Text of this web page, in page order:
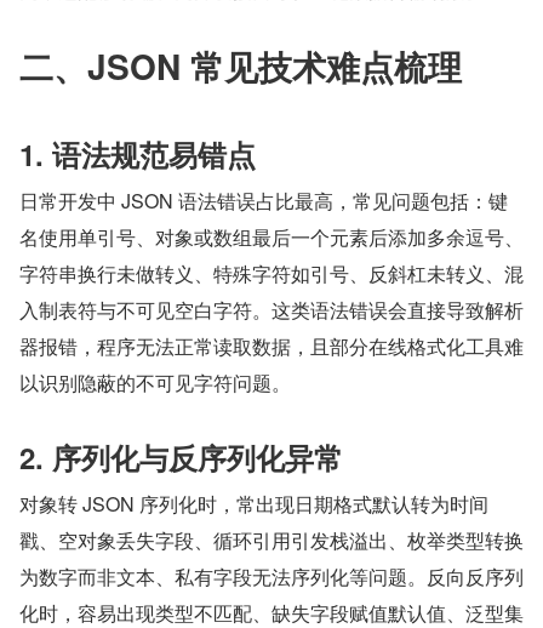
二、JSON 常见技术难点梳理
1. 语法规范易错点
日常开发中 JSON 语法错误占比最高，常见问题包括：键
名使用单引号、对象或数组最后一个元素后添加多余逗号、
字符串换行未做转义、特殊字符如引号、反斜杠未转义、混
入制表符与不可见空白字符。这类语法错误会直接导致解析
器报错，程序无法正常读取数据，且部分在线格式化工具难
以识别隐蔽的不可见字符问题。
2. 序列化与反序列化异常
对象转 JSON 序列化时，常出现日期格式默认转为时间
戳、空对象丢失字段、循环引用引发栈溢出、枚举类型转换
为数字而非文本、私有字段无法序列化等问题。反向反序列
化时，容易出现类型不匹配、缺失字段赋值默认值、泛型集